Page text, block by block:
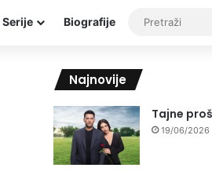
Serije Biografije
Najnovije
Tajne
19/06/2026